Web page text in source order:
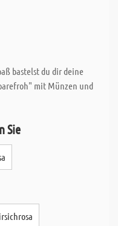
bastelst du dir deine
mit Münzen und
Sie